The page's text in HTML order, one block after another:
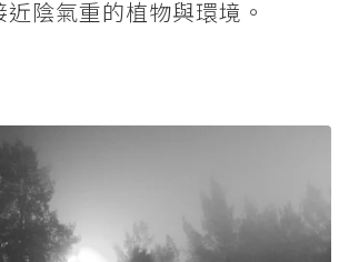
陰氣重的植物與環境。